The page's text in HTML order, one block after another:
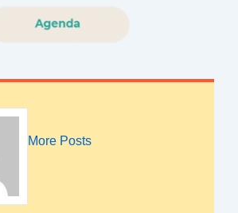
More Posts